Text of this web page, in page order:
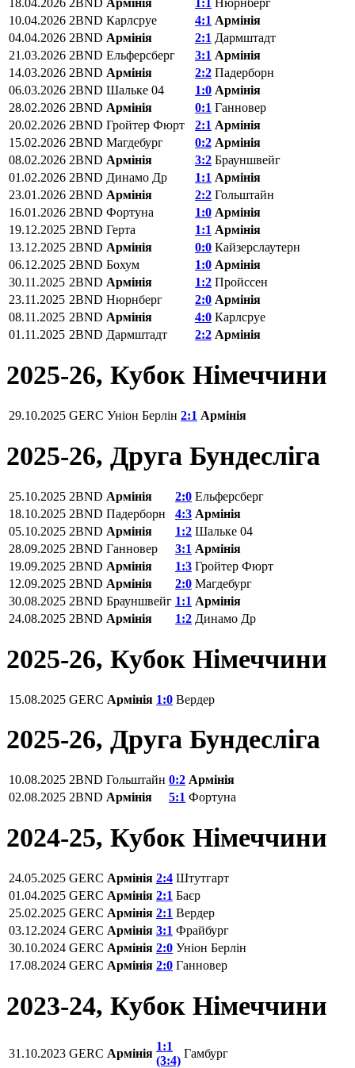
18.04.2026 2BND Армінія 1:1 Нюрнберг
10.04.2026 2BND Карлсруе 4:1 Армінія
04.04.2026 2BND Армінія 2:1 Дармштадт
21.03.2026 2BND Ельферсберг 3:1 Армінія
14.03.2026 2BND Армінія 2:2 Падерборн
06.03.2026 2BND Шальке 04 1:0 Армінія
28.02.2026 2BND Армінія 0:1 Ганновер
20.02.2026 2BND Гройтер Фюрт 2:1 Армінія
15.02.2026 2BND Магдебург 0:2 Армінія
08.02.2026 2BND Армінія 3:2 Брауншвейг
01.02.2026 2BND Динамо Др 1:1 Армінія
23.01.2026 2BND Армінія 2:2 Гольштайн
16.01.2026 2BND Фортуна 1:0 Армінія
19.12.2025 2BND Герта 1:1 Армінія
13.12.2025 2BND Армінія 0:0 Кайзерслаутерн
06.12.2025 2BND Бохум 1:0 Армінія
30.11.2025 2BND Армінія 1:2 Пройссен
23.11.2025 2BND Нюрнберг 2:0 Армінія
08.11.2025 2BND Армінія 4:0 Карлсруе
01.11.2025 2BND Дармштадт 2:2 Армінія
2025-26, Кубок Німеччини
29.10.2025 GERC Уніон Берлін 2:1 Армінія
2025-26, Друга Бундесліга
25.10.2025 2BND Армінія 2:0 Ельферсберг
18.10.2025 2BND Падерборн 4:3 Армінія
05.10.2025 2BND Армінія 1:2 Шальке 04
28.09.2025 2BND Ганновер 3:1 Армінія
19.09.2025 2BND Армінія 1:3 Гройтер Фюрт
12.09.2025 2BND Армінія 2:0 Магдебург
30.08.2025 2BND Брауншвейг 1:1 Армінія
24.08.2025 2BND Армінія 1:2 Динамо Др
2025-26, Кубок Німеччини
15.08.2025 GERC Армінія 1:0 Вердер
2025-26, Друга Бундесліга
10.08.2025 2BND Гольштайн 0:2 Армінія
02.08.2025 2BND Армінія 5:1 Фортуна
2024-25, Кубок Німеччини
24.05.2025 GERC Армінія 2:4 Штутгарт
01.04.2025 GERC Армінія 2:1 Баєр
25.02.2025 GERC Армінія 2:1 Вердер
03.12.2024 GERC Армінія 3:1 Фрайбург
30.10.2024 GERC Армінія 2:0 Уніон Берлін
17.08.2024 GERC Армінія 2:0 Ганновер
2023-24, Кубок Німеччини
31.10.2023 GERC Армінія
1:1
(3:4)
Гамбург